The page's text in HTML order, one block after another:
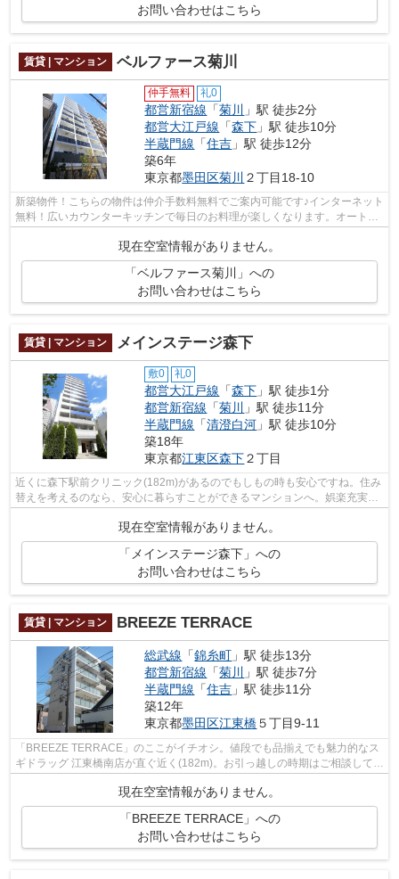
お問い合わせはこちら
賃貸 | マンション ベルファース菊川
仲手無料 礼0
都営新宿線 「菊川
」駅 徒歩2分
都営大江戸線 「森下 」駅 徒歩10分
半蔵門線 「住吉 」駅 徒歩12分
築6年
東京都墨田区菊川 ２丁目18-10
新築物件！こちらの物件は仲介手数料無料でご案内可能です♪インターネット
無料！広いカウンターキッチンで毎日のお料理が楽しくなります。オートロ
現在空室情報がありません。
「ベルファース菊川」への
お問い合わせはこちら
賃貸 | マンション メインステージ森下
敷0 礼0
都営大江戸線 「森下 」駅 徒歩1分
都営新宿線 「菊川
」駅 徒歩11分
半蔵門線 「清澄白河 」駅 徒歩10分
築18年
東京都江東区森下２丁目
近くに森下駅前クリニック(182m)があるのでもしもの時も安心ですね。住み
替えを考えるのなら、安心に暮らすことができるマンションへ。娯楽充実の
BS・CS対応物件です。江東区にお引っ...
現在空室情報がありません。
「メインステージ森下」への
お問い合わせはこちら
賃貸 | マンション BREEZE TERRACE
総武線 「錦糸町 」駅 徒歩13分
都営新宿線 「菊川
」駅 徒歩7分
半蔵門線 「住吉 」駅 徒歩11分
築12年
東京都墨田区江東橋５丁目9-11
「BREEZE TERRACE」のここがイチオシ。値段でも品揃えでも魅力的なス
ギドラッグ 江東橋南店が直ぐ近く(182m)。お引っ越しの時期はご相談してい
ただければ対応いたします。通勤時間を短...
現在空室情報がありません。
「BREEZE TERRACE」への
お問い合わせはこちら